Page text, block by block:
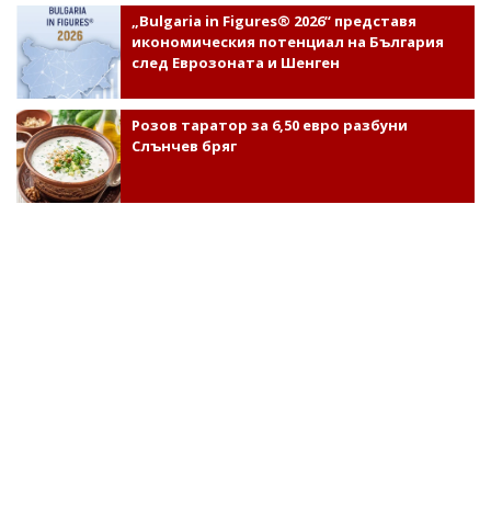
„Bulgaria in Figures® 2026“ представя
икономическия потенциал на България
след Еврозоната и Шенген
Розов таратор за 6,50 евро разбуни
Слънчев бряг